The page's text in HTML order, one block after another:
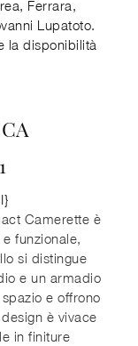
Ferrara,
Lupatoto.
la disponibilità
Camerette è
funzionale,
si distingue
e un armadio
e offrono
è vivace
in finiture